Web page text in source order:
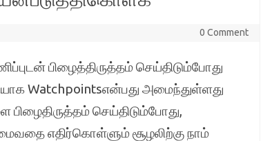
0 Comment
பிழைத்திருத்தம் செய்திடும்போது
Watchpointsஎன்பது அமைந்துள்ளது
செய்திடும்போது,
எதிர்கொள்ளும் சூழலிற்கு நாம்